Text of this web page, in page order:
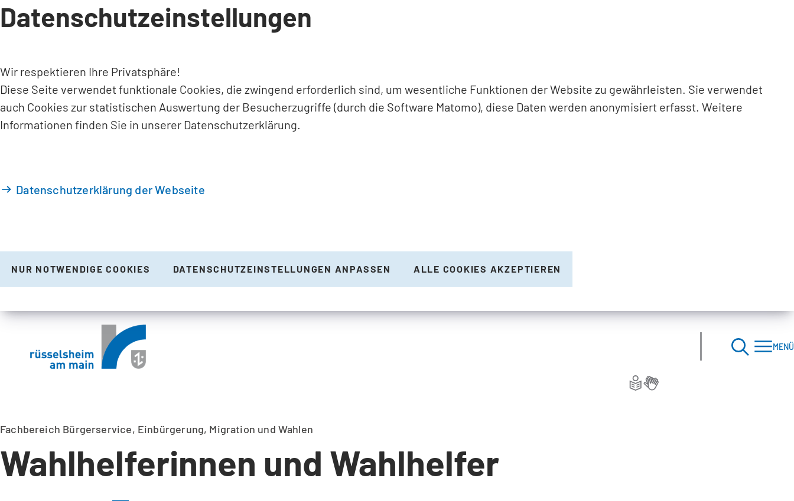
INHALT ANSPRINGEN
Datenschutzeinstellungen
Wir respektieren Ihre Privatsphäre!
Diese Seite verwendet funktionale Cookies, die zwingend erforderlich sind, um wesentliche Funktionen der Website zu gewährleisten. Sie verwendet
auch Cookies zur statistischen Auswertung der Besucherzugriffe (durch die Software Matomo), diese Daten werden anonymisiert erfasst. Weitere
Informationen finden Sie in unserer Datenschutzerklärung.
Datenschutzerklärung der Webseite
NUR NOTWENDIGE COOKIES DATENSCHUTZEINSTELLUNGEN ANPASSEN ALLE COOKIES AKZEPTIEREN
MENÜ
Fachbereich Bürgerservice, Einbürgerung, Migration und Wahlen
Wahlhelferinnen und Wahlhelfer